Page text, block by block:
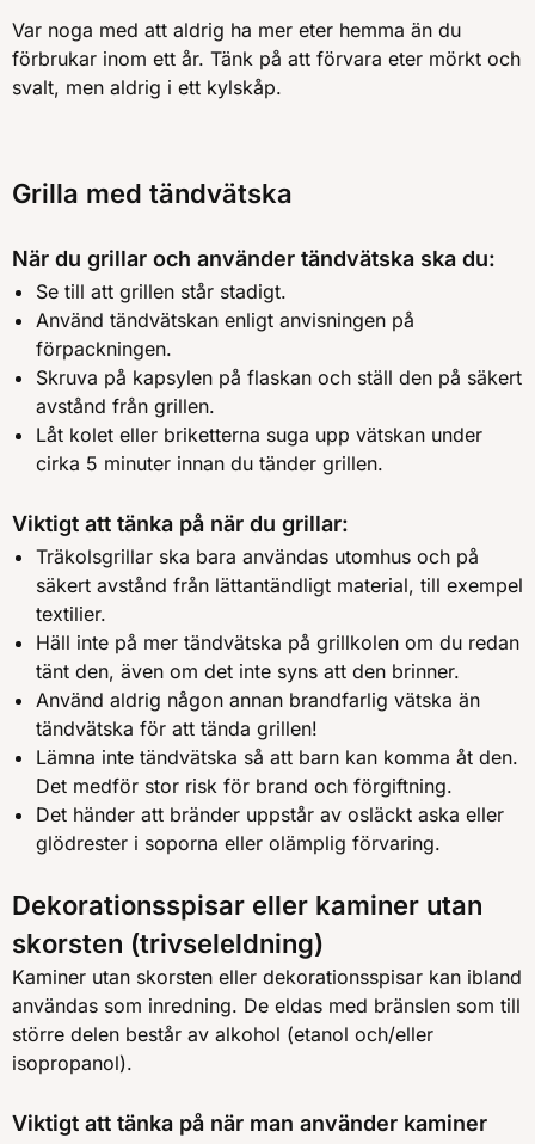
Var noga med att aldrig ha mer eter hemma än du
förbrukar inom ett år. Tänk på att förvara eter mörkt och
svalt, men aldrig i ett kylskåp.
Grilla med tändvätska
När du grillar och använder tändvätska ska du:
Se till att grillen står stadigt.
Använd tändvätskan enligt anvisningen på
förpackningen.
Skruva på kapsylen på flaskan och ställ den på säkert
avstånd från grillen.
Låt kolet eller briketterna suga upp vätskan under
cirka 5 minuter innan du tänder grillen.
Viktigt att tänka på när du grillar:
Träkolsgrillar ska bara användas utomhus och på
säkert avstånd från lättantändligt material, till exempel
textilier.
Häll inte på mer tändvätska på grillkolen om du redan
tänt den, även om det inte syns att den brinner.
Använd aldrig någon annan brandfarlig vätska än
tändvätska för att tända grillen!
Lämna inte tändvätska så att barn kan komma åt den.
Det medför stor risk för brand och förgiftning.
Det händer att bränder uppstår av osläckt aska eller
glödrester i soporna eller olämplig förvaring.
Dekorationsspisar eller kaminer utan
skorsten (trivseleldning)
Kaminer utan skorsten eller dekorationsspisar kan ibland
användas som inredning. De eldas med bränslen som till
större delen består av alkohol (etanol och/eller
isopropanol).
Viktigt att tänka på när man använder kaminer